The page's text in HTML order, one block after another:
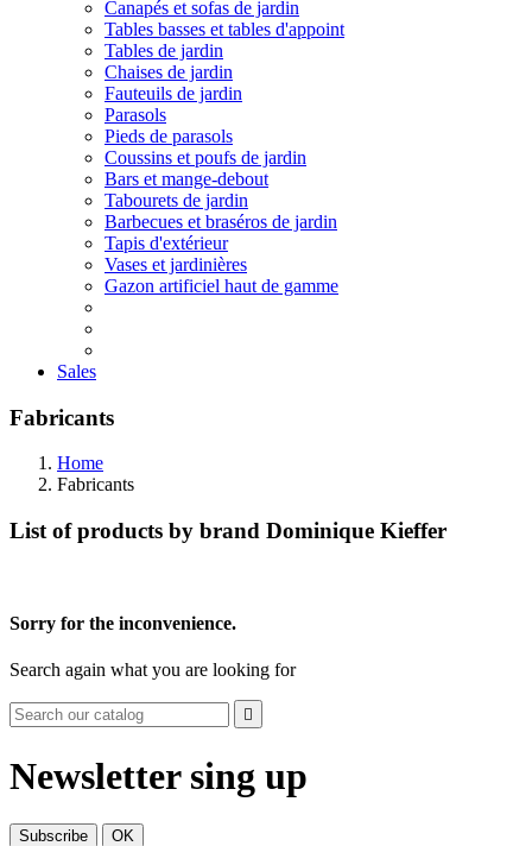
Canapés et sofas de jardin
Tables basses et tables d'appoint
Tables de jardin
Chaises de jardin
Fauteuils de jardin
Parasols
Pieds de parasols
Coussins et poufs de jardin
Bars et mange-debout
Tabourets de jardin
Barbecues et braséros de jardin
Tapis d'extérieur
Vases et jardinières
Gazon artificiel haut de gamme
Sales
Fabricants
Home
Fabricants
List of products by brand Dominique Kieffer
Sorry for the inconvenience.
Search again what you are looking for

Newsletter sing up